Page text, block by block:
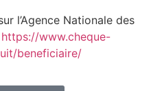
l’Agence Nationale des
https://www.cheque-
beneficiaire/